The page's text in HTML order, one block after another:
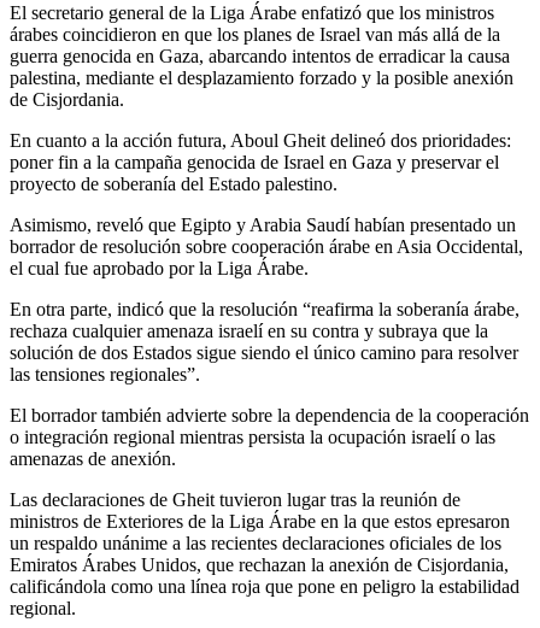
El secretario general de la Liga Árabe enfatizó que los ministros
árabes coincidieron en que los planes de Israel van más allá de la
guerra genocida en Gaza, abarcando intentos de erradicar la causa
palestina, mediante el desplazamiento forzado y la posible anexión
de Cisjordania.
En cuanto a la acción futura, Aboul Gheit delineó dos prioridades:
poner fin a la campaña genocida de Israel en Gaza y preservar el
proyecto de soberanía del Estado palestino.
Asimismo, reveló que Egipto y Arabia Saudí habían presentado un
borrador de resolución sobre cooperación árabe en Asia Occidental,
el cual fue aprobado por la Liga Árabe.
En otra parte, indicó que la resolución “reafirma la soberanía árabe,
rechaza cualquier amenaza israelí en su contra y subraya que la
solución de dos Estados sigue siendo el único camino para resolver
las tensiones regionales”.
El borrador también advierte sobre la dependencia de la cooperación
o integración regional mientras persista la ocupación israelí o las
amenazas de anexión.
Las declaraciones de Gheit tuvieron lugar tras la reunión de
ministros de Exteriores de la Liga Árabe en la que estos epresaron
un respaldo unánime a las recientes declaraciones oficiales de los
Emiratos Árabes Unidos, que rechazan la anexión de Cisjordania,
calificándola como una línea roja que pone en peligro la estabilidad
regional.